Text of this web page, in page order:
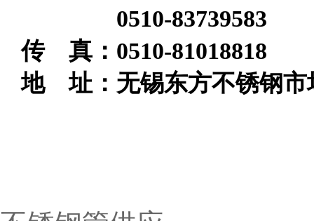
0510-83739583
传 真：0510-81018818
地 址：无锡东方不锈钢市